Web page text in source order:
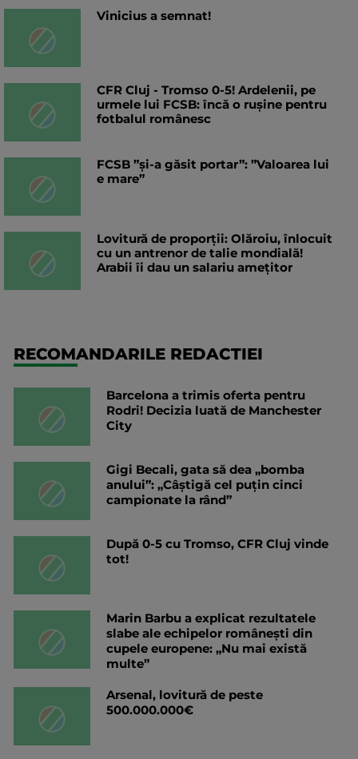
Vinicius a semnat!
CFR Cluj - Tromso 0-5! Ardelenii, pe
urmele lui FCSB: încă o rușine pentru
fotbalul românesc
FCSB ”și-a găsit portar”: ”Valoarea lui
e mare”
Lovitură de proporții: Olăroiu, înlocuit
cu un antrenor de talie mondială!
Arabii îi dau un salariu amețitor
RECOMANDARILE REDACTIEI
Barcelona a trimis oferta pentru
Rodri! Decizia luată de Manchester
City
Gigi Becali, gata să dea „bomba
anului”: „Câștigă cel puțin cinci
campionate la rând”
După 0-5 cu Tromso, CFR Cluj vinde
tot!
Marin Barbu a explicat rezultatele
slabe ale echipelor românești din
cupele europene: „Nu mai există
multe”
Arsenal, lovitură de peste
500.000.000€